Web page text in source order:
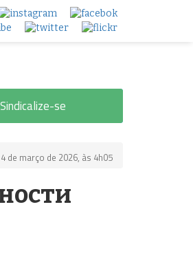
Sindicalize-se
de março de 2026, às 4h05